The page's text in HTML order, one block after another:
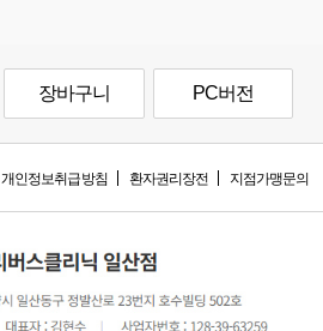
장바구니 PC버전
개인정보취급방침 환자권리장전 지점가맹문의